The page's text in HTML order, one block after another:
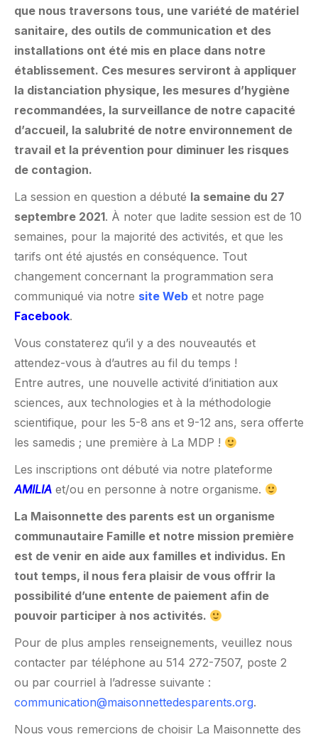
que nous traversons tous, une variété de matériel
sanitaire, des outils de communication et des
installations ont été mis en place dans notre
établissement. Ces mesures serviront à appliquer
la distanciation physique, les mesures d’hygiène
recommandées, la surveillance de notre capacité
d’accueil, la salubrité de notre environnement de
travail et la prévention pour diminuer les risques
de contagion.
La session en question a débuté la semaine du 27
septembre 2021. À noter que ladite session est de 10
semaines, pour la majorité des activités, et que les
tarifs ont été ajustés en conséquence. Tout
changement concernant la programmation sera
communiqué via notre site Web et notre page
Facebook.
Vous constaterez qu’il y a des nouveautés et
attendez-vous à d’autres au fil du temps !
Entre autres, une nouvelle activité d’initiation aux
sciences, aux technologies et à la méthodologie
scientifique, pour les 5-8 ans et 9-12 ans, sera offerte
les samedis ; une première à La MDP !
Les inscriptions ont débuté via notre plateforme
AMILIA et/ou en personne à notre organisme.
La Maisonnette des parents est un organisme
communautaire Famille et notre mission première
est de venir en aide aux familles et individus. En
tout temps, il nous fera plaisir de vous offrir la
possibilité d’une entente de paiement afin de
pouvoir participer à nos activités.
Pour de plus amples renseignements, veuillez nous
contacter par téléphone au 514 272-7507, poste 2
ou par courriel à l’adresse suivante :
communication@maisonnettedesparents.org.
Nous vous remercions de choisir La Maisonnette des